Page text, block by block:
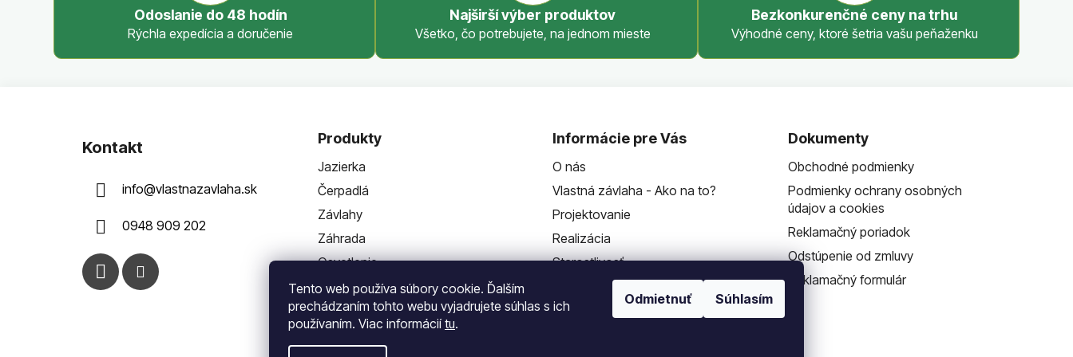
Tento web používa súbory cookie. Ďalším
prechádzaním tohto webu vyjadrujete súhlas s ich
používaním. Viac informácií tu.
Odmietnuť Súhlasím
Odoslanie do 48 hodín
Rýchla expedícia a doručenie
Najširší výber produktov
Všetko, čo potrebujete, na jednom mieste
Bezkonkurenčné ceny na trhu
Výhodné ceny, ktoré šetria vašu peňaženku
Kontakt
info@vlastnazavlaha.sk
0948 909 202
Produkty
Jazierka
Čerpadlá
Závlahy
Záhrada
Osvetlenie
Informácie pre Vás
O nás
Vlastná závlaha - Ako na to?
Projektovanie
Realizácia
Starostlivosť
Dokumenty
Obchodné podmienky
Podmienky ochrany osobných
údajov a cookies
Reklamačný poriadok
Odstúpenie od zmluvy
Reklamačný formulár